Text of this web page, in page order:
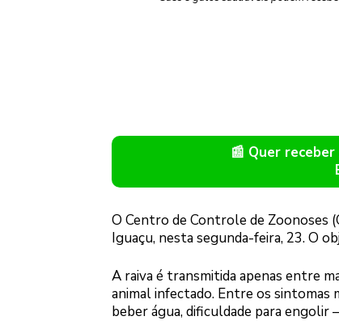
📰 Quer receber
O Centro de Controle de Zoonoses
Iguaçu, nesta segunda-feira, 23. O
A raiva é transmitida apenas entre
animal infectado. Entre os sintomas
beber água, dificuldade para engolir